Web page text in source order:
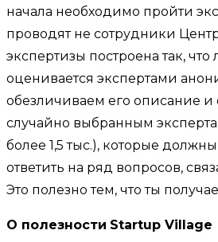
начала необходимо пройти
проводят не сотрудники
экспертизы построена так,
оценивается экспертами
обезличиваем его описание и
случайно выбранным
более 1,5 тыс.), которые
ответить на ряд вопросов,
Это полезно тем, что ты
О полезности Startup Village